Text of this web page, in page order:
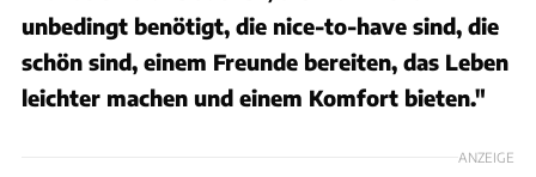
unbedingt benötigt, die nice-to-have sind, die
schön sind, einem Freunde bereiten, das Leben
leichter machen und einem Komfort bieten."
ANZEIGE